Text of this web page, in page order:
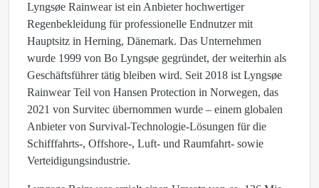
Lyngsøe Rainwear ist ein Anbieter hochwertiger
Regenbekleidung für professionelle Endnutzer mit
Hauptsitz in Herning, Dänemark. Das Unternehmen
wurde 1999 von Bo Lyngsøe gegründet, der weiterhin als
Geschäftsführer tätig bleiben wird. Seit 2018 ist Lyngsøe
Rainwear Teil von Hansen Protection in Norwegen, das
2021 von Survitec übernommen wurde – einem globalen
Anbieter von Survival-Technologie-Lösungen für die
Schifffahrts-, Offshore-, Luft- und Raumfahrt- sowie
Verteidigungsindustrie.